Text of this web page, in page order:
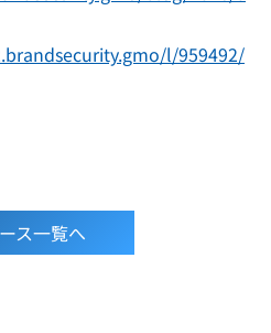
l/959492/
ス一覧へ